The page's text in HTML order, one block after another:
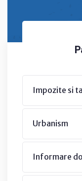
Impozite si
Urbanism
Informare